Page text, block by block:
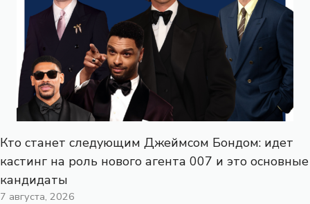
Кто станет следующим Джеймсом Бондом: идет
кастинг на роль нового агента 007 и это основные
кандидаты
7 августа, 2026